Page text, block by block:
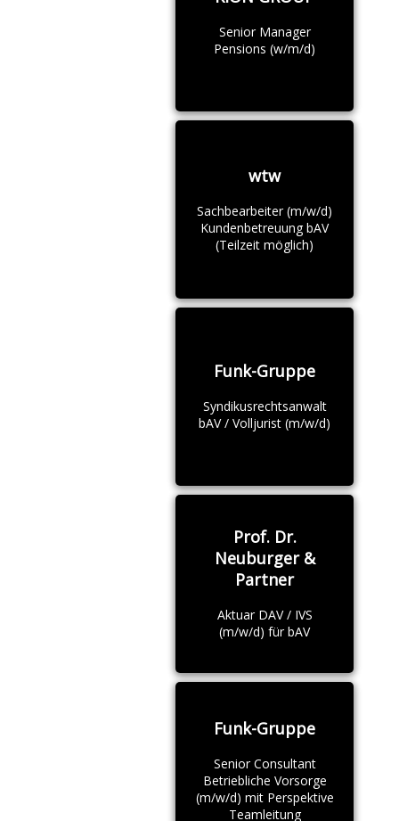
Senior Manager
Pensions (w/m/d)
wtw
Sachbearbeiter (m/w/d)
Kundenbetreuung bAV
(Teilzeit möglich)
Funk-Gruppe
Syndikusrechtsanwalt
bAV / Volljurist (m/w/d)
Prof. Dr.
Neuburger &
Partner
Aktuar DAV / IVS
(m/w/d) für bAV
Funk-Gruppe
Senior Consultant
Betriebliche Vorsorge
(m/w/d) mit Perspektive
Teamleitung